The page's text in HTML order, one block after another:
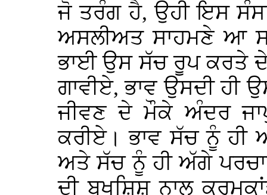
ਜੋ ਤਰੰਗ ਹੈ, ਉਹੀ ਇਸ
ਅਸਲੀਅਤ ਸਾਹਮਣੇ ਆ
ਭਾਈ ਉਸ ਸੱਚ ਰੂਪ ਕਰਤੇ
ਗਾਵੀਏ, ਭਾਵ ਉਸਦੀ ਹੀ
ਜੀਵਣ ਦੇ ਮੌਕੇ ਅੰਦਰ
ਕਰੀਏ। ਭਾਵ ਸੱਚ ਨੂੰ ਹੀ
ਅਤੇ ਸੱਚ ਨੂੰ ਹੀ ਅੱਗੇ
ਦੀ ਬਖਸ਼ਿਸ਼ ਨਾਲ